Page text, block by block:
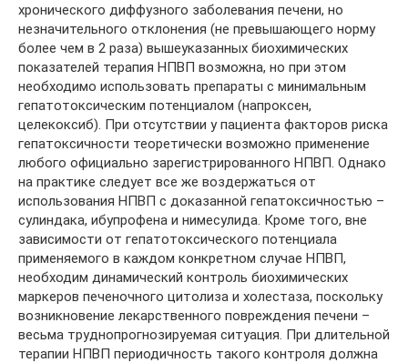
хронического диффузного заболевания печени, но
незначительного отклонения (не превышающего норму
более чем в 2 раза) вышеуказанных биохимических
показателей терапия НПВП возможна, но при этом
необходимо использовать препараты с минимальным
гепатотоксическим потенциалом (напроксен,
целекоксиб). При отсутствии у пациента факторов риска
гепатоксичности теоретически возможно применение
любого официально зарегистрированного НПВП. Однако
на практике следует все же воздержаться от
использования НПВП с доказанной гепатоксичностью –
сулиндака, ибупрофена и нимесулида. Кроме того, вне
зависимости от гепатотоксического потенциала
применяемого в каждом конкретном случае НПВП,
необходим динамический контроль биохимических
маркеров печеночного цитолиза и холестаза, поскольку
возникновение лекарственного повреждения печени –
весьма труднопрогнозируемая ситуация. При длительной
терапии НПВП периодичность такого контроля должна